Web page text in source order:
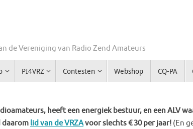
de Vereniging van Radio Zend Amateurs
PI4VRZ Contesten Webshop CQ-PA
heeft een energiek bestuur, en een ALV
lid van de VRZAvoor slechts € 30 per jaar! (En